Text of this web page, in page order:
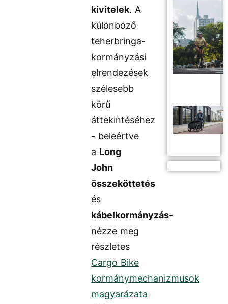
kivitelek. A
különböző
teherbringa-
kormányzási
elrendezések
szélesebb
körű
áttekintéséhez
- beleértve
a Long
John
összeköttetés
és
kábelkormányzás-
nézze meg
részletes
Cargo Bike
kormánymechanizmusok
magyarázata